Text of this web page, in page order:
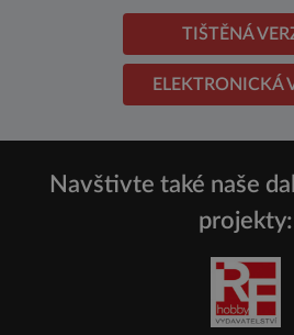
TIŠTĚNÁ
ELEKTRONICKÁ
Navštivte také naše
projekty: